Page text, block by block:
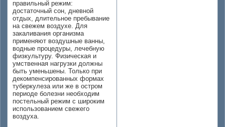
правильный режим:
достаточный сон, дневной
отдых, длительное пребывание
на свежем воздухе. Для
закаливания организма
применяют воздушные ванны,
водные процедуры, лечебную
физкультуру. Физическая и
умственная нагрузки должны
быть уменьшены. Только при
декомпенсированных формах
туберкулеза или же в остром
периоде болезни необходим
постельный режим с широким
использованием свежего
воздуха.